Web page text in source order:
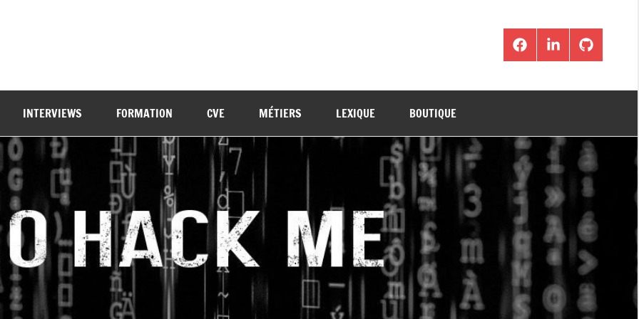
FacebookLinkedInGithub
INTERVIEWS FORMATION CVE MÉTIERS LEXIQUE BOUTIQUE